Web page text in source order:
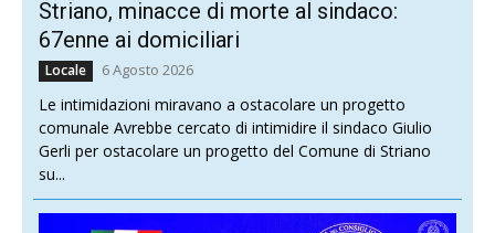
Striano, minacce di morte al sindaco:
67enne ai domiciliari
Locale 6 Agosto 2026
Le intimidazioni miravano a ostacolare un progetto
comunale Avrebbe cercato di intimidire il sindaco Giulio
Gerli per ostacolare un progetto del Comune di Striano
su...